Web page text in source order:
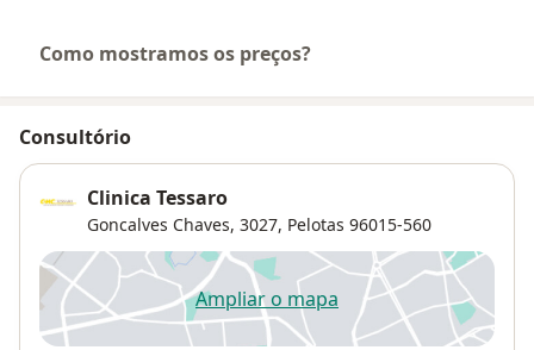
Como mostramos os preços?
Consultório
Clinica Tessaro
Goncalves Chaves, 3027, Pelotas 96015-560
Ampliar o mapaabre num novo separador